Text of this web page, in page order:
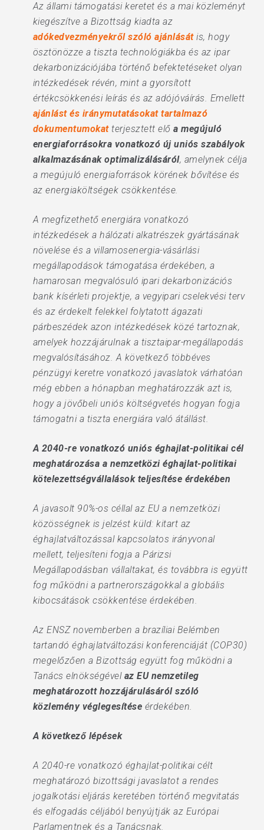
Az állami támogatási keretet és a mai közleményt
kiegészítve a Bizottság kiadta az
adókedvezményekről szóló ajánlásátis, hogy
ösztönözze a tiszta technológiákba és az ipar
dekarbonizációjába történő befektetéseket olyan
intézkedések révén, mint a gyorsított
értékcsökkenési leírás és az adójóváírás. Emellett
ajánlást és iránymutatásokat tartalmazó
dokumentumokatterjesztett előa megújuló
energiaforrásokra vonatkozó új uniós szabályok
alkalmazásának optimalizálásáról, amelynek célja
a megújuló energiaforrások körének bővítése és
az energiaköltségek csökkentése.
A megfizethető energiára vonatkozó
intézkedések a hálózati alkatrészek gyártásának
növelése és a villamosenergia-vásárlási
megállapodások támogatása érdekében, a
hamarosan megvalósuló ipari dekarbonizációs
bank kísérleti projektje, a vegyipari cselekvési terv
és az érdekelt felekkel folytatott ágazati
párbeszédek azon intézkedések közé tartoznak,
amelyek hozzájárulnak a tisztaipar-megállapodás
megvalósításához. A következő többéves
pénzügyi keretre vonatkozó javaslatok várhatóan
még ebben a hónapban meghatározzák azt is,
hogy a jövőbeli uniós költségvetés hogyan fogja
támogatni a tiszta energiára való átállást.
A 2040-re vonatkozó uniós éghajlat-politikai cél
meghatározása a nemzetközi éghajlat-politikai
kötelezettségvállalások teljesítése érdekében
A javasolt 90%-os céllal az EU a nemzetközi
közösségnek is jelzést küld: kitart az
éghajlatváltozással kapcsolatos irányvonal
mellett, teljesíteni fogja a Párizsi
Megállapodásban vállaltakat, és továbbra is együtt
fog működni a partnerországokkal a globális
kibocsátások csökkentése érdekében.
Az ENSZ novemberben a brazíliai Belémben
tartandó éghajlatváltozási konferenciáját (COP30)
megelőzően a Bizottság együtt fog működni a
Tanács elnökségével az EU nemzetileg
meghatározott hozzájárulásáról szóló
közlemény véglegesítése érdekében.
A következő lépések
A 2040-re vonatkozó éghajlat-politikai célt
meghatározó bizottsági javaslatot a rendes
jogalkotási eljárás keretében történő megvitatás
és elfogadás céljából benyújtják az Európai
Parlamentnek és a Tanácsnak.